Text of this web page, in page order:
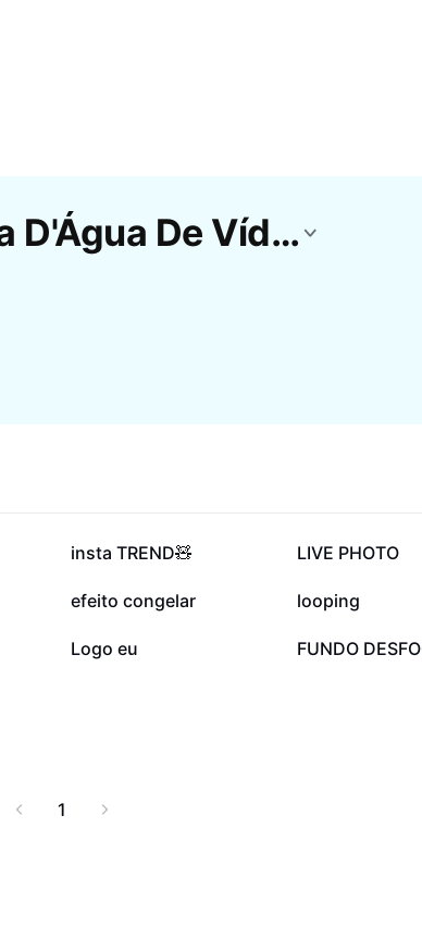
Modelos Gratuitos De Tirar Marca D'Água De Vídeo Online Sem Desfocar Da CapCut
121,7 mil
insta TREND🧸 90,7 mil
LIVE PHOTO
23,3 mil
efeito congelar 14,8 mil
looping
6,7 mil
Logo eu 4,9 mil
1